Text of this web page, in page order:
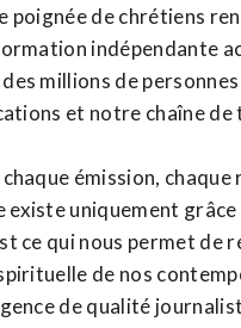
poignée de chrétiens
indépendante
millions de personnes
et notre chaîne
émission,
existe uniquement
ce qui nous permet de
de nos
de qualité